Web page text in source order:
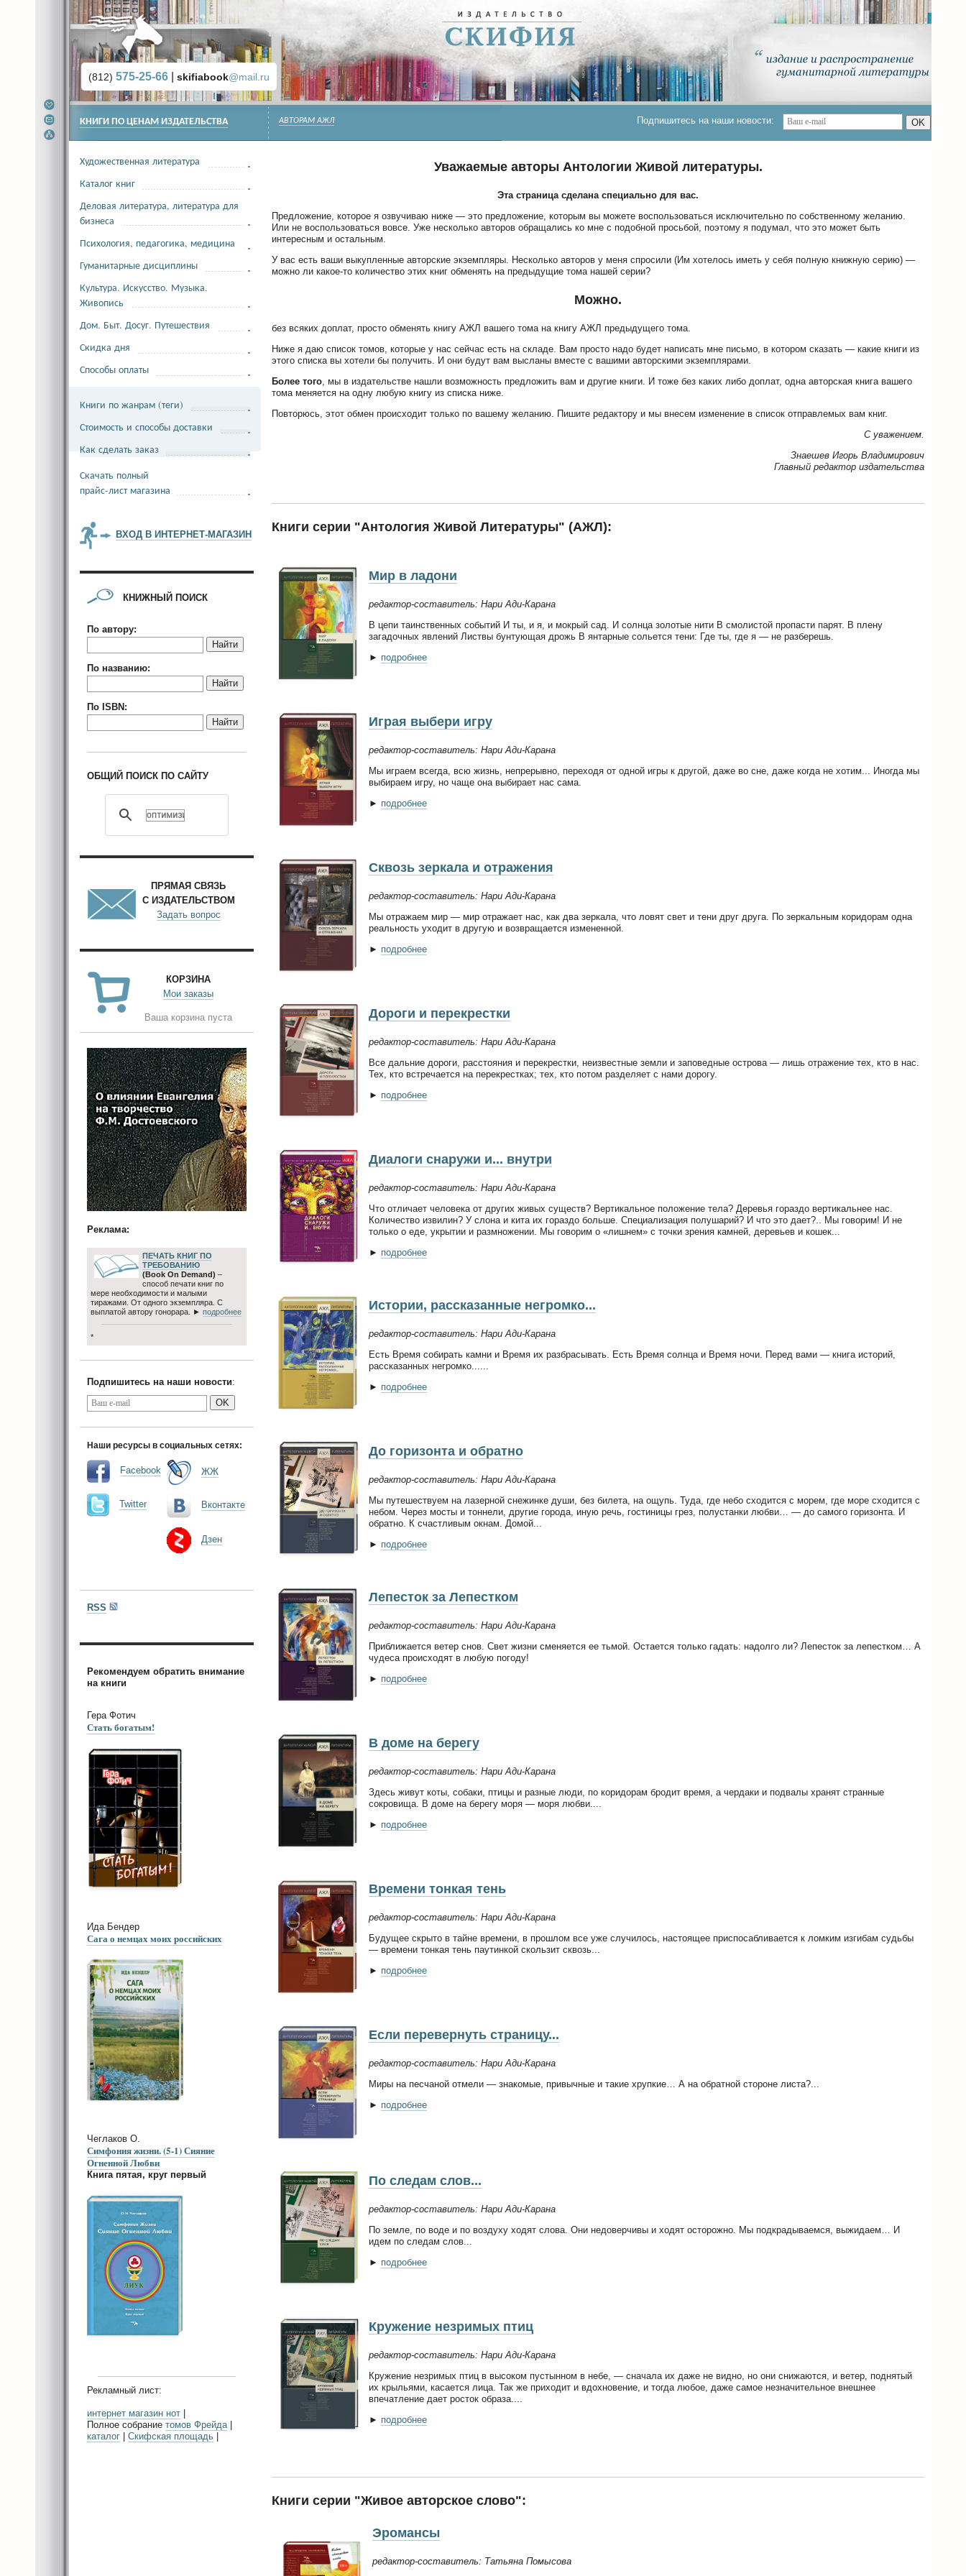
(812) 575-25-66 skifiabook@mail.ru
АВТОРАМ АЖЛ Подпишитесь на наши новости: OK
Уважаемые авторы Антологии Живой литературы.
Эта страница сделана специально для вас.
Предложение, которое я озвучиваю ниже — это предложение, которым вы можете воспользоваться исключительно по собственному желанию.
Или не воспользоваться вовсе. Уже несколько авторов обращались ко мне с подобной просьбой, поэтому я подумал, что это может быть
интересным и остальным.
У вас есть ваши выкупленные авторские экземпляры. Несколько авторов у меня спросили (Им хотелось иметь у себя полную книжную серию) —
можно ли какое-то количество этих книг обменять на предыдущие тома нашей серии?
Можно.
без всяких доплат, просто обменять книгу АЖЛ вашего тома на книгу АЖЛ предыдущего тома.
Ниже я даю список томов, которые у нас сейчас есть на складе. Вам просто надо будет написать мне письмо, в котором сказать — какие книги из
этого списка вы хотели бы получить. И они будут вам высланы вместе с вашими авторскими экземплярами.
Более того, мы в издательстве нашли возможность предложить вам и другие книги. И тоже без каких либо доплат, одна авторская книга вашего
тома меняется на одну любую книгу из списка ниже.
Повторюсь, этот обмен происходит только по вашему желанию. Пишите редактору и мы внесем изменение в список отправлемых вам книг.
С уважением.
Знаешев Игорь Владимирович
Главный редактор издательства
Книги серии "Антология Живой Литературы" (АЖЛ):
Мир в ладони
редактор-составитель: Нари Ади-Карана
В цепи таинственных событий И ты, и я, и мокрый сад. И солнца золотые нити В смолистой пропасти парят. В плену
загадочных явлений Листвы бунтующая дрожь В янтарные сольется тени: Где ты, где я — не разберешь.
► подробнее
Играя выбери игру
редактор-составитель: Нари Ади-Карана
Мы играем всегда, всю жизнь, непрерывно, переходя от одной игры к другой, даже во сне, даже когда не хотим... Иногда мы
выбираем игру, но чаще она выбирает нас сама.
► подробнее
Сквозь зеркала и отражения
редактор-составитель: Нари Ади-Карана
Мы отражаем мир — мир отражает нас, как два зеркала, что ловят свет и тени друг друга. По зеркальным коридорам одна
реальность уходит в другую и возвращается измененной.
► подробнее
Дороги и перекрестки
редактор-составитель: Нари Ади-Карана
Все дальние дороги, расстояния и перекрестки, неизвестные земли и заповедные острова — лишь отражение тех, кто в нас.
Тех, кто встречается на перекрестках; тех, кто потом разделяет с нами дорогу.
► подробнее
Диалоги снаружи и... внутри
редактор-составитель: Нари Ади-Карана
Что отличает человека от других живых существ? Вертикальное положение тела? Деревья гораздо вертикальнее нас.
Количество извилин? У слона и кита их гораздо больше. Специализация полушарий? И что это дает?.. Мы говорим! И не
только о еде, укрытии и размножении. Мы говорим о «лишнем» с точки зрения камней, деревьев и кошек...
► подробнее
Истории, рассказанные негромко...
редактор-составитель: Нари Ади-Карана
Есть Время собирать камни и Время их разбрасывать. Есть Время солнца и Время ночи. Перед вами — книга историй,
рассказанных негромко......
► подробнее
До горизонта и обратно
редактор-составитель: Нари Ади-Карана
Мы путешествуем на лазерной снежинке души, без билета, на ощупь. Туда, где небо сходится с морем, где море сходится с
небом. Через мосты и тоннели, другие города, иную речь, гостиницы грез, полустанки любви… — до самого горизонта. И
обратно. К счастливым окнам. Домой...
► подробнее
Лепесток за Лепестком
редактор-составитель: Нари Ади-Карана
Приближается ветер снов. Свет жизни сменяется ее тьмой. Остается только гадать: надолго ли? Лепесток за лепестком… А
чудеса происходят в любую погоду!
► подробнее
В доме на берегу
редактор-составитель: Нари Ади-Карана
Здесь живут коты, собаки, птицы и разные люди, по коридорам бродит время, а чердаки и подвалы хранят странные
сокровища. В доме на берегу моря — моря любви....
► подробнее
Времени тонкая тень
редактор-составитель: Нари Ади-Карана
Будущее скрыто в тайне времени, в прошлом все уже случилось, настоящее приспосабливается к ломким изгибам судьбы
— времени тонкая тень паутинкой скользит сквозь...
► подробнее
Если перевернуть страницу...
редактор-составитель: Нари Ади-Карана
Миры на песчаной отмели — знакомые, привычные и такие хрупкие… А на обратной стороне листа?...
► подробнее
По следам слов...
редактор-составитель: Нари Ади-Карана
По земле, по воде и по воздуху ходят слова. Они недоверчивы и ходят осторожно. Мы подкрадываемся, выжидаем… И
идем по следам слов...
► подробнее
Кружение незримых птиц
редактор-составитель: Нари Ади-Карана
Кружение незримых птиц в высоком пустынном в небе, — сначала их даже не видно, но они снижаются, и ветер, поднятый
их крыльями, касается лица. Так же приходит и вдохновение, и тогда любое, даже самое незначительное внешнее
впечатление дает росток образа....
► подробнее
Книги серии "Живое авторское слово":
Эромансы
редактор-составитель: Татьяна Помысова
КНИГИ ПО ЦЕНАМ ИЗДАТЕЛЬСТВА
Художественная литература
Каталог книг
Деловая литература, литература для
бизнеса
Психология, педагогика, медицина
Гуманитарные дисциплины
Культура. Искусство. Музыка.
Живопись
Дом. Быт. Досуг. Путешествия
Скидка дня
Способы оплаты
Книги по жанрам (теги)
Стоимость и способы доставки
Как сделать заказ
Скачать полный
прайс-лист магазина
ВХОД В ИНТЕРНЕТ-МАГАЗИН
КНИЖНЫЙ ПОИСК
По автору:
Найти
По названию:
Найти
По ISBN:
Найти
ОБЩИЙ ПОИСК ПО САЙТУ
ПРЯМАЯ СВЯЗЬ
С ИЗДАТЕЛЬСТВОМ
Задать вопрос
КОРЗИНА
Мои заказы
Ваша корзина пуста
Реклама:
ПЕЧАТЬ КНИГ ПО
ТРЕБОВАНИЮ
(Book On Demand) –
способ печати книг по
мере необходимости и малыми
тиражами. От одного экземпляра. С
выплатой автору гонорара. ► подробнее
*
Подпишитесь на наши новости:
OK
Наши ресурсы в социальных сетях:
Facebook
Twitter
ЖЖ
Вконтакте
Дзен
RSS
Рекомендуем обратить внимание
на книги
Гера Фотич
Стать богатым!
Ида Бендер
Сага о немцах моих российских
Чеглаков О.
Симфония жизни. (5-1) Сияние
Огненной Любви
Книга пятая, круг первый
Рекламный лист:
интернет магазин нот |
Полное собрание томов Фрейда |
каталог | Скифская площадь |